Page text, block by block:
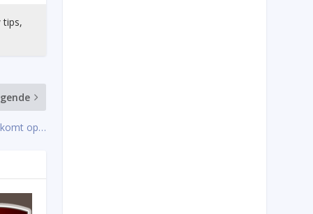
tips,
op…